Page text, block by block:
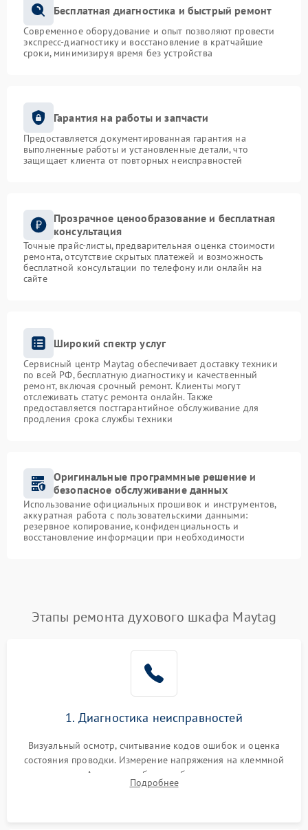
Бесплатная диагностика и быстрый ремонт
Современное оборудование и опыт позволяют провести
экспресс-диагностику и восстановление в кратчайшие
сроки, минимизируя время без устройства
Гарантия на работы и запчасти
Предоставляется документированная гарантия на
выполненные работы и установленные детали, что
защищает клиента от повторных неисправностей
Прозрачное ценообразование и бесплатная
консультация
Точные прайс-листы, предварительная оценка стоимости
ремонта, отсутствие скрытых платежей и возможность
бесплатной консультации по телефону или онлайн на
сайте
Широкий спектр услуг
Сервисный центр Maytag обеспечивает доставку техники
по всей РФ, бесплатную диагностику и качественный
ремонт, включая срочный ремонт. Клиенты могут
отслеживать статус ремонта онлайн. Также
предоставляется постгарантийное обслуживание для
продления срока службы техники
Оригинальные программные решение и
безопасное обслуживание данных
Использование официальных прошивок и инструментов,
аккуратная работа с пользовательскими данными:
резервное копирование, конфиденциальность и
восстановление информации при необходимости
Этапы ремонта духового шкафа Maytag
1. Диагностика неисправностей
Визуальный осмотр, считывание кодов ошибок и оценка
состояния проводки. Измерение напряжения на клеммной
колодке. Анализ жалоб на проблемы с нагревом,
конвекцией, панелью управления или блокировкой дверцы.
Подробнее